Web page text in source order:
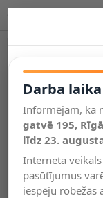
Salīdzināt
Vēlmju
Darba
Informējam, ka
gatvē 195, Rīgā
līdz 23.
Interneta veikals
pasūtījumus
iespēju robežās